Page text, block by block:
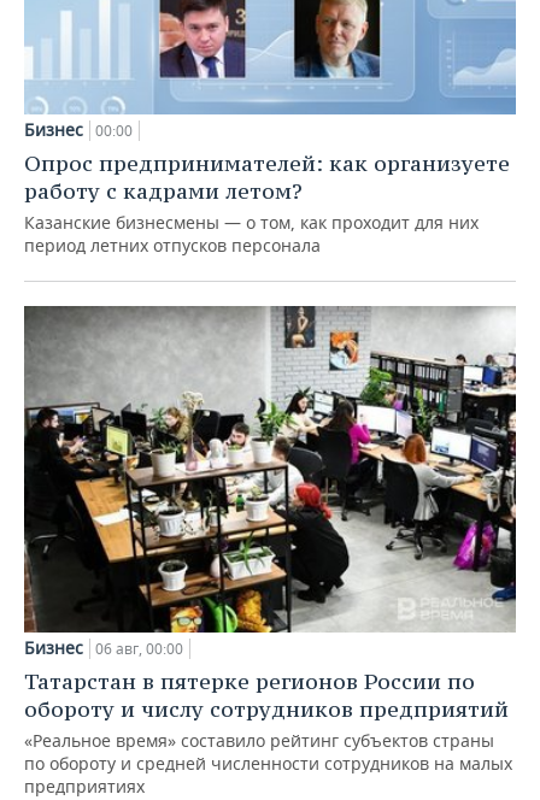
Бизнес 00:00
Опрос предпринимателей: как организуете
работу с кадрами летом?
Казанские бизнесмены — о том, как проходит для них
период летних отпусков персонала
Бизнес 06 авг, 00:00
Татарстан в пятерке регионов России по
обороту и числу сотрудников предприятий
«Реальное время» составило рейтинг субъектов страны
по обороту и средней численности сотрудников на малых
предприятиях